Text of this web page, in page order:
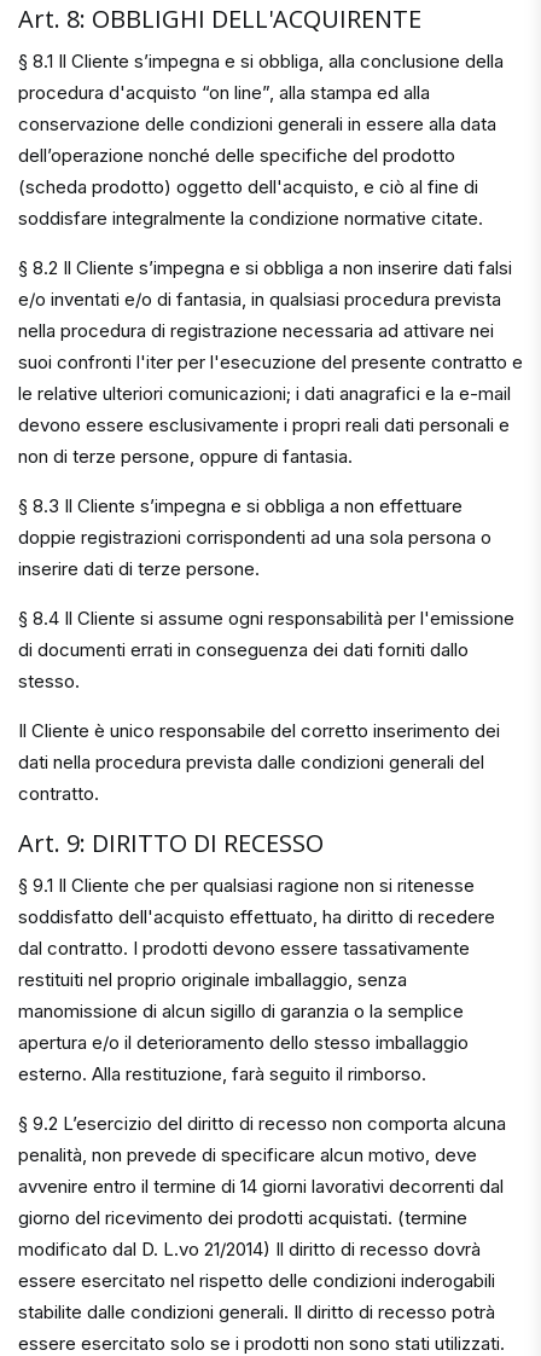
Art. 8: OBBLIGHI DELL'ACQUIRENTE
§ 8.1 Il Cliente s’impegna e si obbliga, alla conclusione della
procedura d'acquisto “on line”, alla stampa ed alla
conservazione delle condizioni generali in essere alla data
dell’operazione nonché delle specifiche del prodotto
(scheda prodotto) oggetto dell'acquisto, e ciò al fine di
soddisfare integralmente la condizione normative citate.
§ 8.2 Il Cliente s’impegna e si obbliga a non inserire dati falsi
e/o inventati e/o di fantasia, in qualsiasi procedura prevista
nella procedura di registrazione necessaria ad attivare nei
suoi confronti l'iter per l'esecuzione del presente contratto e
le relative ulteriori comunicazioni; i dati anagrafici e la e-mail
devono essere esclusivamente i propri reali dati personali e
non di terze persone, oppure di fantasia.
§ 8.3 Il Cliente s’impegna e si obbliga a non effettuare
doppie registrazioni corrispondenti ad una sola persona o
inserire dati di terze persone.
§ 8.4 Il Cliente si assume ogni responsabilità per l'emissione
di documenti errati in conseguenza dei dati forniti dallo
stesso.
Il Cliente è unico responsabile del corretto inserimento dei
dati nella procedura prevista dalle condizioni generali del
contratto.
Art. 9: DIRITTO DI RECESSO
§ 9.1 Il Cliente che per qualsiasi ragione non si ritenesse
soddisfatto dell'acquisto effettuato, ha diritto di recedere
dal contratto. I prodotti devono essere tassativamente
restituiti nel proprio originale imballaggio, senza
manomissione di alcun sigillo di garanzia o la semplice
apertura e/o il deterioramento dello stesso imballaggio
esterno. Alla restituzione, farà seguito il rimborso.
§ 9.2 L’esercizio del diritto di recesso non comporta alcuna
penalità, non prevede di specificare alcun motivo, deve
avvenire entro il termine di 14 giorni lavorativi decorrenti dal
giorno del ricevimento dei prodotti acquistati. (termine
modificato dal D. L.vo 21/2014) Il diritto di recesso dovrà
essere esercitato nel rispetto delle condizioni inderogabili
stabilite dalle condizioni generali. Il diritto di recesso potrà
essere esercitato solo se i prodotti non sono stati utilizzati.